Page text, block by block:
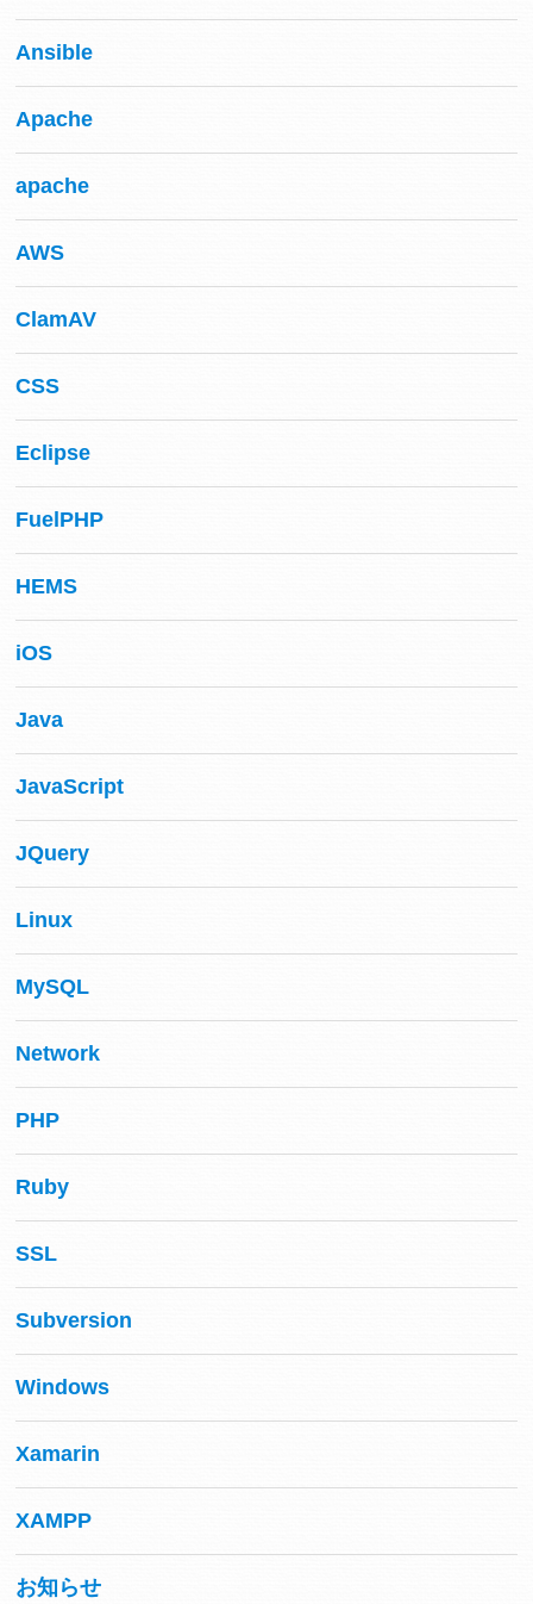
Ansible
Apache
apache
AWS
ClamAV
CSS
Eclipse
FuelPHP
HEMS
iOS
Java
JavaScript
JQuery
Linux
MySQL
Network
PHP
Ruby
SSL
Subversion
Windows
Xamarin
XAMPP
お知らせ